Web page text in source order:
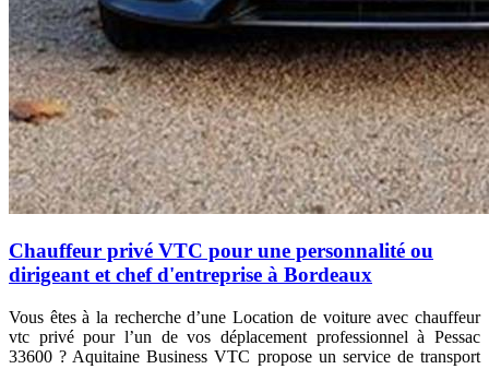
Chauffeur privé VTC pour une personnalité ou
dirigeant et chef d'entreprise à Bordeaux
Vous êtes à la recherche d’uneLocation de voiture avec chauffeur
vtc privé pour l’un de vos déplacement professionnel à Pessac
33600 ? Aquitaine Business VTC propose un service de transport